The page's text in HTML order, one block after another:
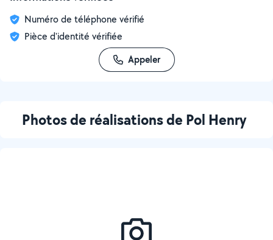
Numéro de téléphone vérifié
Pièce d'identité vérifiée
Appeler
Photos de réalisations de Pol Henry